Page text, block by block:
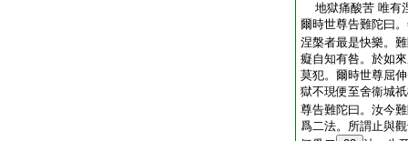
地獄痛酸苦 唯有
爾時世尊告難陀曰
涅槃者最是快樂。
癡自知有咎。於如
莫犯。爾時世尊屈
獄不現便至舍衞城
尊告難陀曰。汝今
爲二法。所謂止與